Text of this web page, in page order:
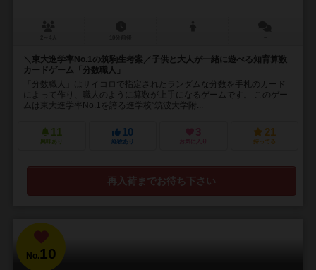
＼東大進学率No.1の筑駒生考案／子供と大人が一緒に遊べる知育算数
カードゲーム「分数職人」
「分数職人」はサイコロで指定されたランダムな分数を手札のカード
によって作り、職人のように算数が上手になるゲームです。 このゲー
ムは東大進学率No.1を誇る進学校”筑波大学附...
11
興味あり
10
経験あり
3
お気に入り
21
持ってる
再入荷までお待ち下さい
No. 10